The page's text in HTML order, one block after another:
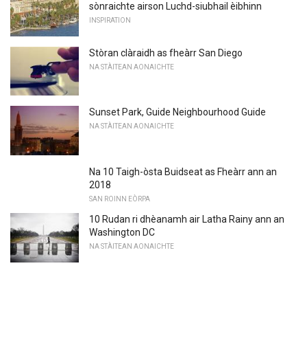
sònraichte airson Luchd-siubhail èibhinn
INSPIRATION
Stòran clàraidh as fheàrr San Diego
NA STÀITEAN AONAICHTE
Sunset Park, Guide Neighbourhood Guide
NA STÀITEAN AONAICHTE
Na 10 Taigh-òsta Buidseat as Fheàrr ann an
2018
SAN ROINN EÒRPA
10 Rudan ri dhèanamh air Latha Rainy ann an
Washington DC
NA STÀITEAN AONAICHTE